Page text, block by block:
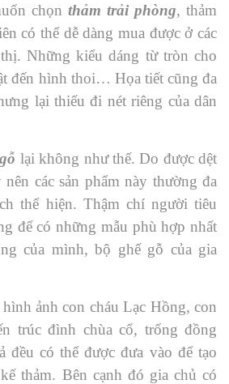
chọn thảm trải phòng, thảm
có thể dễ dàng mua được ở các
Những kiểu dáng từ tròn cho
đến hình thoi… Họa tiết cũng đa
lại thiếu đi nét riêng của dân
lại không như thế. Do được dệt
các sản phẩm này thường đa
thể hiện. Thậm chí người tiêu
để có những mẫu phù hợp nhất
của mình, bộ ghế gỗ của gia
ảnh con cháu Lạc Hồng, con
trúc đình chùa cổ, trống đồng
có thể được đưa vào để tạo
thảm. Bên cạnh đó gia chủ có